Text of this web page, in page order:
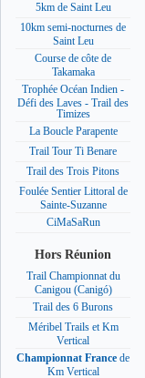
5km de Saint Leu
10km semi-nocturnes de
Saint Leu
Course de côte de
Takamaka
Trophée Océan Indien -
Défi des Laves - Trail des
Timizes
La Boucle Parapente
Trail Tour Ti Benare
Trail des Trois Pitons
Foulée Sentier Littoral de
Sainte-Suzanne
CiMaSaRun
Hors Réunion
Trail Championnat du
Canigou (Canigó)
Trail des 6 Burons
Méribel Trails et Km
Vertical
Championnat France de
Km Vertical